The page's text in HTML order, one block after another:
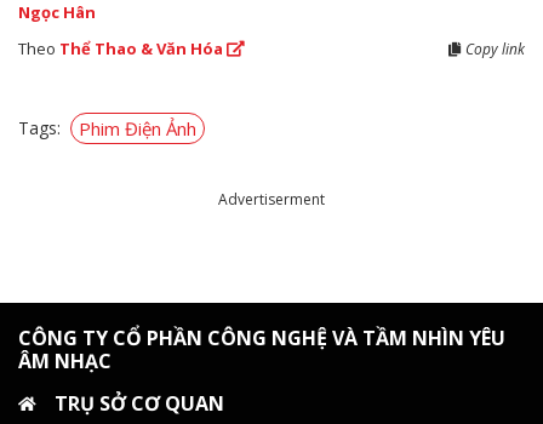
Ngọc Hân
Theo Thể Thao & Văn Hóa Copy link
Tags: Phim Điện Ảnh
Advertiserment
CÔNG TY CỔ PHẦN CÔNG NGHỆ VÀ TẦM NHÌN YÊU
ÂM NHẠC
TRỤ SỞ CƠ QUAN